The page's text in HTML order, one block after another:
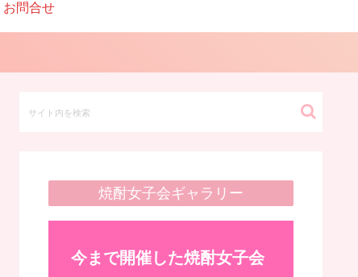
お問合せ
焼酎女子会ギャラリー
今まで開催した焼酎女子会